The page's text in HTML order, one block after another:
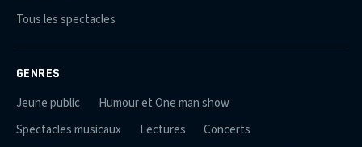
Tous les spectacles
GENRES
Jeune public
Humour et One man show
Spectacles musicaux
Lectures
Concerts